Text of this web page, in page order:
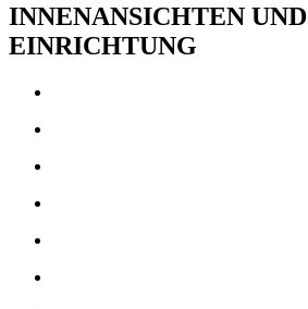
INNENANSICHTEN UND
EINRICHTUNG